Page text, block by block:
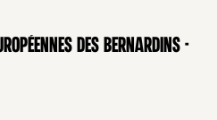
des Bernardins -